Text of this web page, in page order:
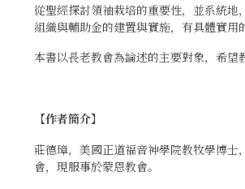
從聖經探討領袖栽培的重要性，並系統
組織與輔助金的建置與實施，有具體實用
本書以長老教會為論述的主要對象，希望
【作者簡介】
莊德璋，美國正道福音神學院教牧學博
會，現服事於蒙恩教會。